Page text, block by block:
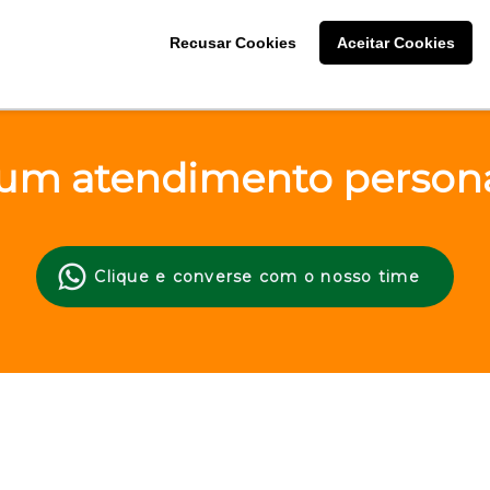
Recusar Cookies Aceitar Cookies
atendimento
Clique e converse com o nosso time